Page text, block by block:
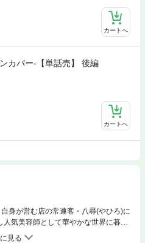
カートへ
カバー-【単話売】 後編
カートへ
身が営む店の常連客・八尋(やひろ)に
気美容師として華やかな世界に暮ら
。そんな気持ちを知ってか知らず